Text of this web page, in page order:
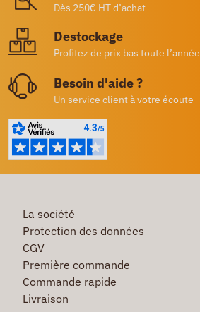
Dès 250€ HT d’achat
Destockage
Profitez de prix bas toute l’année
Besoin d'aide ?
Un service client à votre écoute
La société
Protection des données
CGV
Première commande
Commande rapide
Livraison